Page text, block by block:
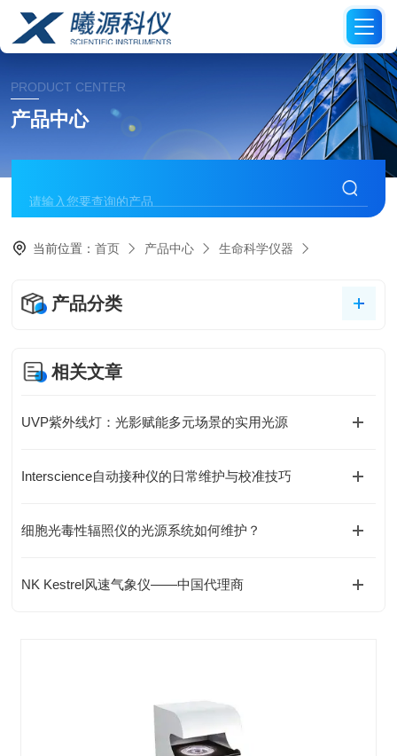
PRODUCT CENTER
产品中心
当前位置：首页 产品中心 生命科学仪器
产品分类
相关文章
UVP紫外线灯：光影赋能多元场景的实用光源
Interscience自动接种仪的日常维护与校准技巧
细胞光毒性辐照仪的光源系统如何维护？
NK Kestrel风速气象仪——中国代理商